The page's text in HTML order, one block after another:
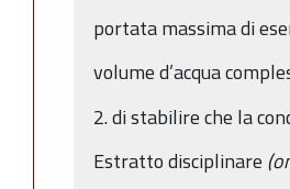
portata massima di
volume d’acqua
2. di stabilire che la
Estratto disciplinare